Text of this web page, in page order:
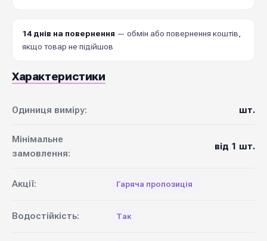
14 днів на повернення — обмін або повернення коштів,
якщо товар не підійшов
Характеристики
Одиниця виміру: шт.
Мінімальне
замовлення:
від 1 шт.
Акції: Гаряча пропозиція
Водостійкість: Так